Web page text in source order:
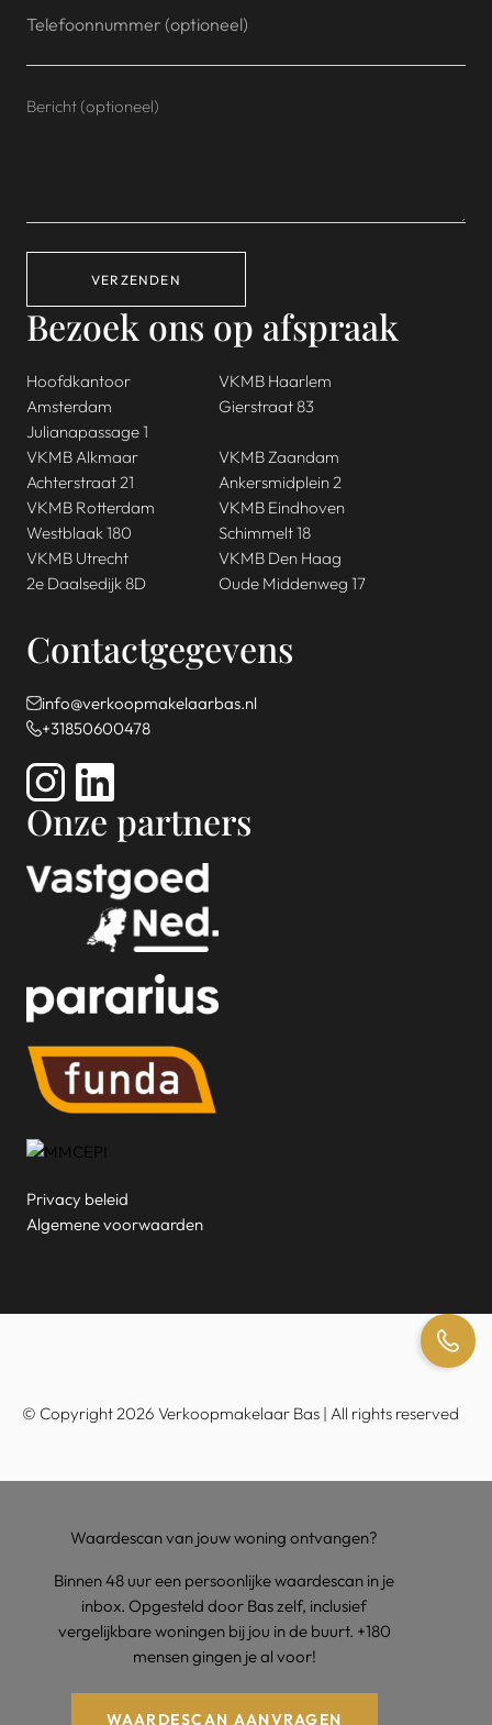
VERZENDEN
Bezoek ons op afspraak
Hoofdkantoor
Amsterdam
Julianapassage 1
VKMB Haarlem
Gierstraat 83
VKMB Alkmaar
Achterstraat 21
VKMB Zaandam
Ankersmidplein 2
VKMB Rotterdam
Westblaak 180
VKMB Eindhoven
Schimmelt 18
VKMB Utrecht
2e Daalsedijk 8D
VKMB Den Haag
Oude Middenweg 17
Contactgegevens
info@verkoopmakelaarbas.nl
+31850600478
Onze partners
Privacy beleid
Algemene voorwaarden
© Copyright 2026 Verkoopmakelaar Bas | All rights reserved
Waardescan van jouw woning ontvangen?
Binnen 48 uur een persoonlijke waardescan in je
inbox. Opgesteld door Bas zelf, inclusief
vergelijkbare woningen bij jou in de buurt. +180
mensen gingen je al voor!
WAARDESCAN AANVRAGEN